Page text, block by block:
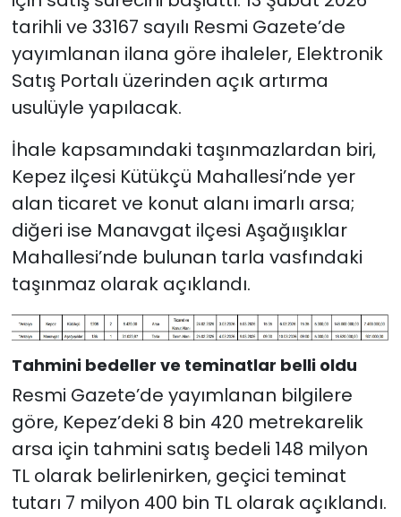
tarihli ve 33167 sayılı Resmi Gazete’de
yayımlanan ilana göre ihaleler, Elektronik
Satış Portalı üzerinden açık artırma
usulüyle yapılacak.
İhale kapsamındaki taşınmazlardan biri,
Kepez ilçesi Kütükçü Mahallesi’nde yer
alan ticaret ve konut alanı imarlı arsa;
diğeri ise Manavgat ilçesi Aşağıışıklar
Mahallesi’nde bulunan tarla vasfındaki
taşınmaz olarak açıklandı.
Tahmini bedeller ve teminatlar belli oldu
Resmi Gazete’de yayımlanan bilgilere
göre, Kepez’deki 8 bin 420 metrekarelik
arsa için tahmini satış bedeli 148 milyon
TL olarak belirlenirken, geçici teminat
tutarı 7 milyon 400 bin TL olarak açıklandı.